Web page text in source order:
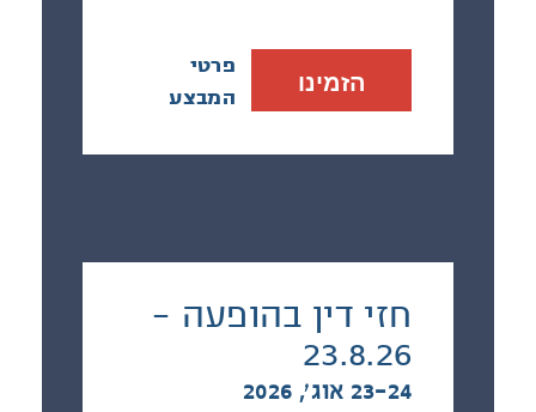
הזמינו
פרטי
המבצע
חזי דין בהופעה -
23.8.26
23-24 אוג׳, 2026